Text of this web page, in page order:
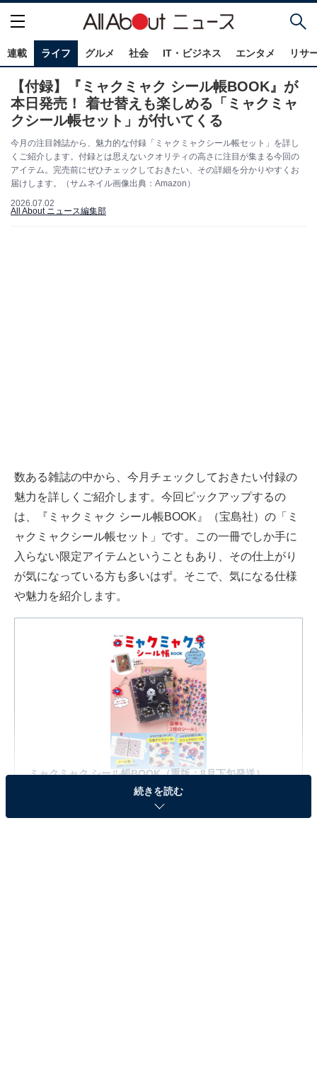
連載 ライフ グルメ 社会 IT・ビジネス エンタメ リサ
【付録】『ミャクミャク シール帳BOOK』が
本日発売！ 着せ替えも楽しめる「ミャクミャ
クシール帳セット」が付いてくる
今月の注目雑誌から、魅力的な付録「ミャクミャクシール帳セット」を詳し
くご紹介します。付録とは思えないクオリティの高さに注目が集まる今回の
アイテム。完売前にぜひチェックしておきたい、その詳細を分かりやすくお
届けします。（サムネイル画像出典：Amazon）
2026.07.02
All About ニュース編集部
数ある雑誌の中から、今月チェックしておきたい付録の
魅力を詳しくご紹介します。今回ピックアップするの
は、『ミャクミャク シール帳BOOK』（宝島社）の「ミ
ャクミャクシール帳セット」です。この一冊でしか手に
入らない限定アイテムということもあり、その仕上がり
が気になっている方も多いはず。そこで、気になる仕様
や魅力を紹介します。
ミャクミャク シール帳BOOK（重版：8月下旬発送）
Amazonで見る
続きを読む